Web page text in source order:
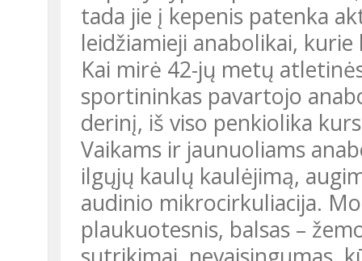
tada jie į kepenis patenka
leidžiamieji anabolikai,
Kai mirė 42-jų metų atletinės gimnastikos atstovas, paaiškėjo:
sportininkas pavartojo
derinį, iš viso penkiolika
Vaikams ir jaunuoliams anabolikai gali išprovokuoti priešlaikinį
ilgųjų kaulų kaulėjimą,
audinio mikrocirkuliacija.
plaukuotesnis, balsas –